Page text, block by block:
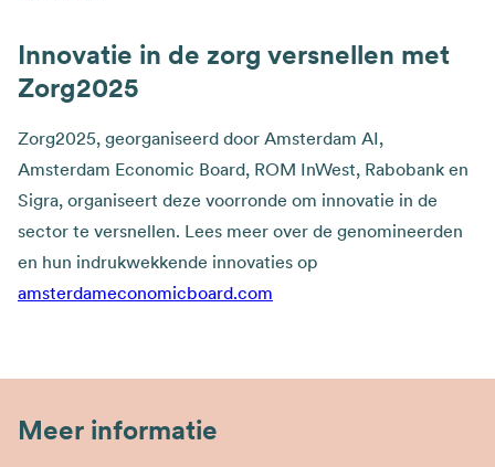
Innovatie in de zorg versnellen met
Zorg2025
Zorg2025, georganiseerd door Amsterdam AI,
Amsterdam Economic Board, ROM InWest, Rabobank en
Sigra, organiseert deze voorronde om innovatie in de
sector te versnellen. Lees meer over de genomineerden
en hun indrukwekkende innovaties op
amsterdameconomicboard.com
Meer informatie